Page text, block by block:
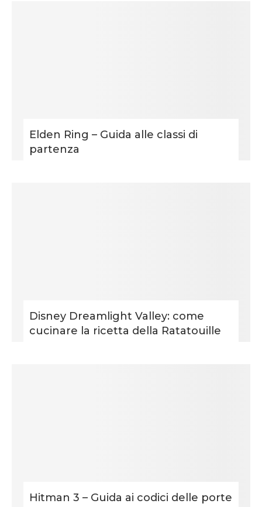
Elden Ring – Guida alle classi di
partenza
Disney Dreamlight Valley: come
cucinare la ricetta della Ratatouille
Hitman 3 – Guida ai codici delle porte